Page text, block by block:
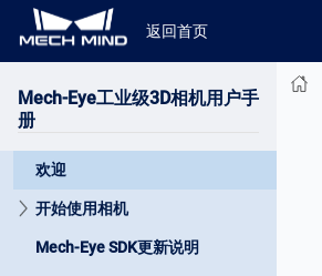
返回首页
Mech-Eye工业级3D相机用户手
册
欢迎
开始使用相机
Mech-Eye SDK更新说明